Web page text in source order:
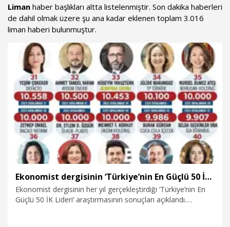
Liman haber başlıkları altta listelenmiştir. Son dakika haberleri
de dahil olmak üzere şu ana kadar eklenen toplam 3.016
liman haberi bulunmuştur.
Ekonomist dergisinin ‘Türkiye’nin En Güçlü 50 İK Lideri’ araştırması açıklandı
Ekonomist dergisinin her yıl gerçekleştirdiği ‘Türkiye’nin En
Güçlü 50 İK Lideri’ araştırmasının sonuçları açıklandı.